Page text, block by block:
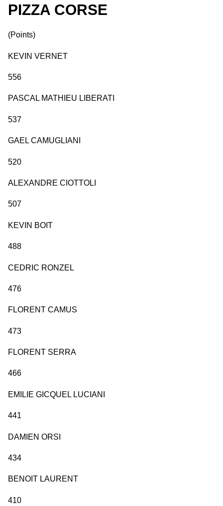
PIZZA CORSE
(Points)
KEVIN VERNET
556
PASCAL MATHIEU LIBERATI
537
GAEL CAMUGLIANI
520
ALEXANDRE CIOTTOLI
507
KEVIN BOIT
488
CEDRIC RONZEL
476
FLORENT CAMUS
473
FLORENT SERRA
466
EMILIE GICQUEL LUCIANI
441
DAMIEN ORSI
434
BENOIT LAURENT
410